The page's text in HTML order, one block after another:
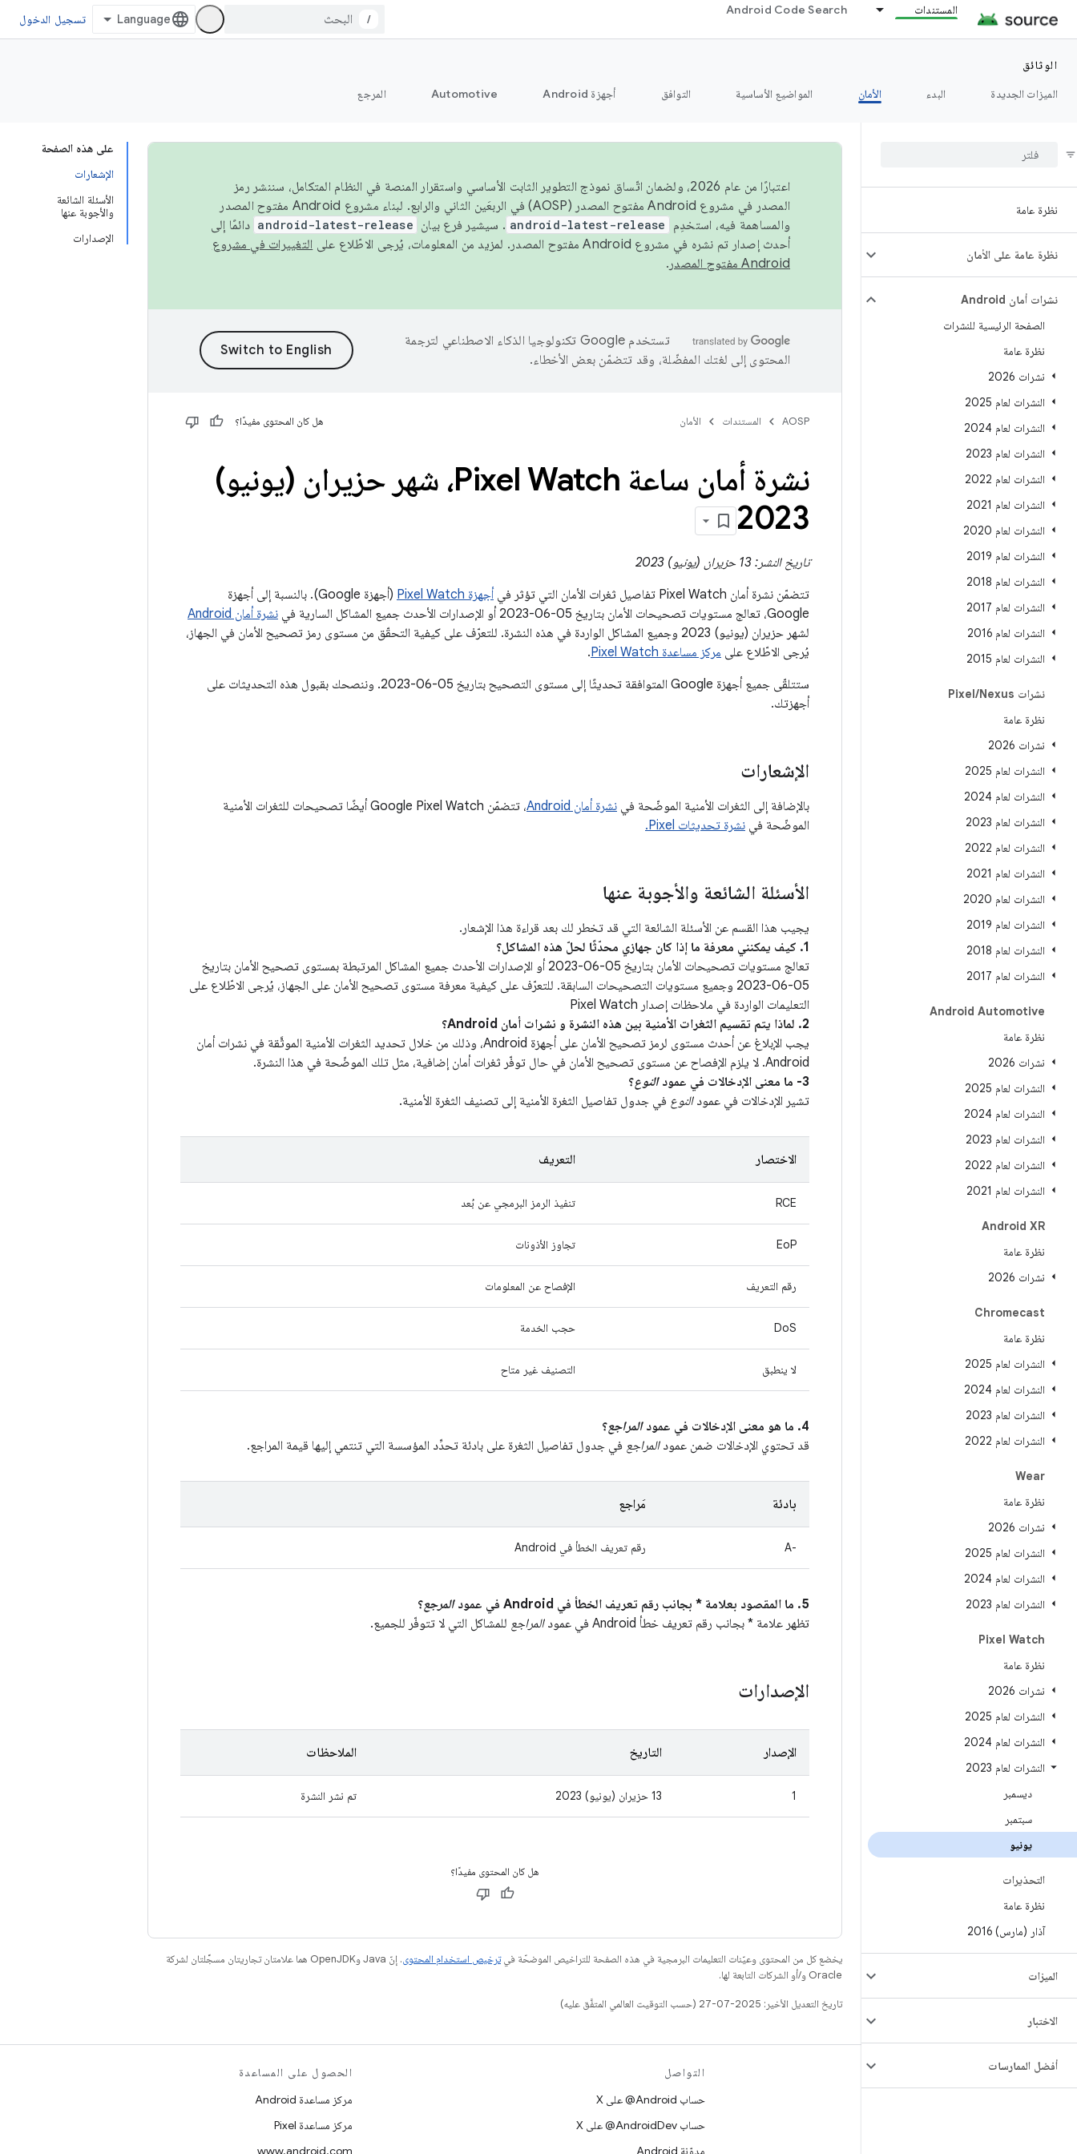
المستندات Android Code Search
/ تسجيل الدخول
الوثائق
الميزات الجديدة
البدء الأمان المواضيع الأساسية التوافق أجهزة Android Automotive المرجع
نظرة عامة
نظرة عامة على الأمان
نشرات أمان Android
الصفحة الرئيسية للنشرات
نظرة عامة
نشرات 2026
النشرات لعام 2025
النشرات لعام 2024
النشرات لعام 2023
النشرات لعام 2022
النشرات لعام 2021
النشرات لعام 2020
النشرات لعام 2019
النشرات لعام 2018
النشرات لعام 2017
النشرات لعام 2016
النشرات لعام 2015
نشرات Pixel /Nexus
نظرة عامة
نشرات 2026
النشرات لعام 2025
النشرات لعام 2024
النشرات لعام 2023
النشرات لعام 2022
النشرات لعام 2021
النشرات لعام 2020
النشرات لعام 2019
النشرات لعام 2018
النشرات لعام 2017
Android Automotive
نظرة عامة
نشرات 2026
النشرات لعام 2025
النشرات لعام 2024
النشرات لعام 2023
النشرات لعام 2022
النشرات لعام 2021
Android XR
نظرة عامة
نشرات 2026
Chromecast
نظرة عامة
النشرات لعام 2025
النشرات لعام 2024
النشرات لعام 2023
النشرات لعام 2022
Wear
نظرة عامة
نشرات 2026
النشرات لعام 2025
النشرات لعام 2024
النشرات لعام 2023
Pixel Watch
نظرة عامة
نشرات 2026
النشرات لعام 2025
النشرات لعام 2024
النشرات لعام 2023
ديسمبر
سبتمبر
يونيو
التحذيرات
نظرة عامة
آذار (مارس) 2016
الميزات
الاختبار
أفضل الممارسات
على هذه الصفحة
الإشعارات
الأسئلة الشائعة
والأجوبة عنها
الإصدارات
اعتبارًا من عام 2026، ولضمان اتّساق نموذج التطوير الثابت الأساسي واستقرار المنصة في النظام المتكامل، سننشر رمز
المصدر في مشروع Android مفتوح المصدر (AOSP) في الربعَين الثاني والرابع. لبناء مشروع Android مفتوح المصدر
والمساهمة فيه، استخدِم
android-latest-release . سيشير فرع بيان android-latest-release دائمًا إلى
أحدث إصدار تم نشره في مشروع Android مفتوح المصدر. لمزيد من المعلومات، يُرجى الاطّلاع على
التغييرات في مشروع
Android مفتوح المصدر
.
تستخدم Google تكنولوجيا الذكاء الاصطناعي لترجمة
المحتوى إلى لغتك المفضّلة، وقد تتضمّن بعض الأخطاء.
AOSP المستندات الأمان هل كان المحتوى مفيدًا؟
نشرة أمان ساعة Pixel Watch، شهر حزيران (يونيو)
2023
تاريخ النشر: 13 حزيران (يونيو) 2023
تتضمّن نشرة أمان Pixel Watch تفاصيل ثغرات الأمان التي تؤثر في
أجهزة Pixel Watch
(أجهزة Google). بالنسبة إلى أجهزة
Google، تعالج مستويات تصحيحات الأمان بتاريخ 05‏-06‏-2023 أو الإصدارات الأحدث جميع المشاكل السارية في
نشرة أمان Android
لشهر حزيران (يونيو) 2023 وجميع المشاكل الواردة في هذه النشرة. للتعرّف على كيفية التحقّق من مستوى رمز تصحيح الأمان في الجهاز،
يُرجى الاطّلاع على مركز مساعدة Pixel Watch
.
ستتلقّى جميع أجهزة Google المتوافقة تحديثًا إلى مستوى التصحيح بتاريخ 05‏-06‏-2023. وننصحك بقبول هذه التحديثات على
أجهزتك.
الإشعارات
بالإضافة إلى الثغرات الأمنية الموضّحة في نشرة أمان Android
، تتضمّن Google Pixel Watch أيضًا تصحيحات للثغرات الأمنية
الموضّحة في نشرة تحديثات Pixel.
الأسئلة الشائعة والأجوبة عنها
يجيب هذا القسم عن الأسئلة الشائعة التي قد تخطر لك بعد قراءة هذا الإشعار.
1. كيف يمكنني معرفة ما إذا كان جهازي محدّثًا لحلّ هذه المشاكل؟
تعالج مستويات تصحيحات الأمان بتاريخ 05‏-06‏-2023 أو الإصدارات الأحدث جميع المشاكل المرتبطة بمستوى تصحيح الأمان بتاريخ
05‏-06‏-2023 وجميع مستويات التصحيحات السابقة. للتعرّف على كيفية معرفة مستوى تصحيح الأمان على الجهاز، يُرجى الاطّلاع على
التعليمات الواردة في ملاحظات إصدار Pixel Watch
2. لماذا يتم تقسيم الثغرات الأمنية بين هذه النشرة و نشرات أمان Android؟
يجب الإبلاغ عن أحدث مستوى لرمز تصحيح الأمان على أجهزة Android، وذلك من خلال تحديد الثغرات الأمنية الموثَّقة في نشرات أمان
Android. لا يلزم الإفصاح عن مستوى تصحيح الأمان في حال توفّر ثغرات أمان إضافية، مثل تلك الموضّحة في هذا النشرة.
3- ما معنى الإدخالات في عمود
النوع؟
تشير الإدخالات في عمودالنوع في جدول تفاصيل الثغرة الأمنية إلى تصنيف الثغرة الأمنية.
الاختصار التعريف
RCE تنفيذ الرمز البرمجي عن بُعد
EoP تجاوز الأذونات
رقم التعريف الإفصاح عن المعلومات
DoS حجب الخدمة
لا ينطبق التصنيف غير متاح
4. ما هو معنى الإدخالات في عمود المراجع؟
قد تحتوي الإدخالات ضمن عمودالمراجع في جدول تفاصيل الثغرة على بادئة تحدِّد المؤسسة التي تنتمي إليها قيمة المراجع.
بادئة مَراجع
A-‎ رقم تعريف الخطأ في Android
5. ما المقصود بعلامة * بجانب رقم تعريف الخطأ في Android في عمود المرجع؟
تظهر علامة * بجانب رقم تعريف خطأ Android في عمود
المراجع للمشاكل التي لا تتوفّر للجميع.
الإصدارات
الإصدار التاريخ الملاحظات
1 13 حزيران (يونيو) 2023 تم نشر النشرة
هل كان المحتوى مفيدًا؟
يخضع كل من المحتوى وعيّنات التعليمات البرمجية في هذه الصفحة للتراخيص الموضحّة فيترخيص استخدام المحتوى
. إنّ Java وOpenJDK هما علامتان تجاريتان مسجَّلتان لشركة
Oracle و/أو الشركات التابعة لها.
تاريخ التعديل الأخير: 2025-07-27 (حسب التوقيت العالمي المتفَّق عليه)
الإصدار
التواصل
حساب ‎@Android على X
حساب ‎@AndroidDev على X
مدوّنة Android
الحصول على المساعدة
مركز مساعدة Android
مركز مساعدة Pixel
www.android.com